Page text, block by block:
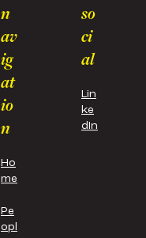
n
av
ig
at
io
n
Ho
me
Pe
opl
so
ci
al
Lin
ke
dIn